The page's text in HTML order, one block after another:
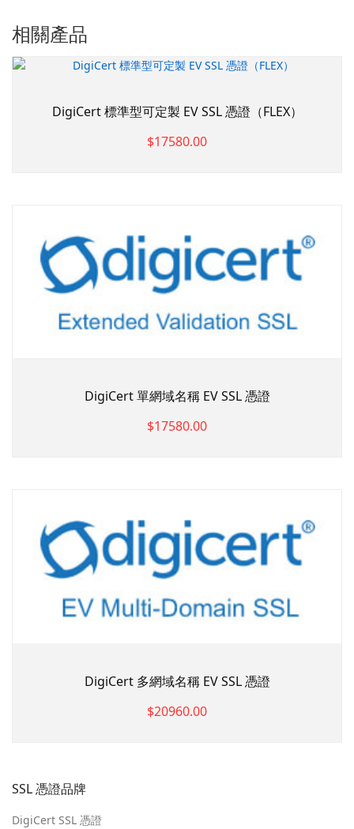
相關產品
DigiCert 標準型可定製 EV SSL 憑證（FLEX）
$17580.00
DigiCert 單網域名稱 EV SSL 憑證
$17580.00
DigiCert 多網域名稱 EV SSL 憑證
$20960.00
SSL 憑證品牌
DigiCert SSL 憑證